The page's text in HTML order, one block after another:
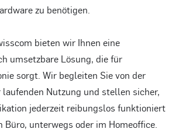
zu benötigen.
bieten wir Ihnen eine
umsetzbare Lösung, die für
sorgt. Wir begleiten Sie von der
Nutzung und stellen sicher,
jederzeit reibungslos funktioniert
Büro, unterwegs oder im Homeoffice.